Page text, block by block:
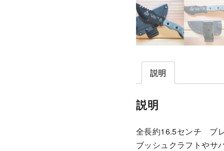
説明
説明
全長約16.5センチ ブ
ブッシュクラフトやサ